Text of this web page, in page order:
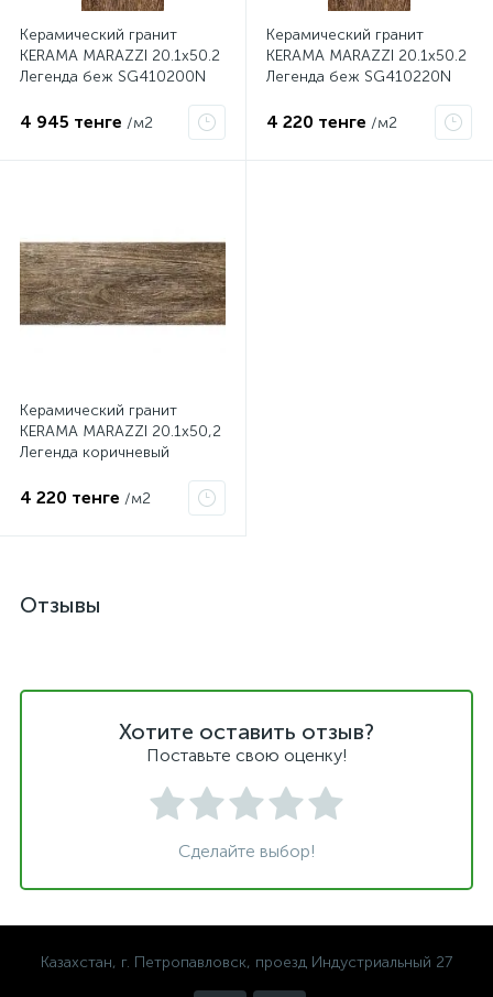
Керамический гранит
KERAMA MARAZZI 20.1х50.2
Легенда беж SG410200N
4 945 тенге /м2
Керамический гранит
KERAMA MARAZZI 20.1х50.2
Легенда беж SG410220N
4 220 тенге /м2
Керамический гранит
KERAMA MARAZZI 20.1х50,2
Легенда коричневый
4 220 тенге /м2
Отзывы
Хотите оставить отзыв?
Поставьте свою оценку!
Сделайте выбор!
Казахстан, г. Петропавловск, проезд Индустриальный 27